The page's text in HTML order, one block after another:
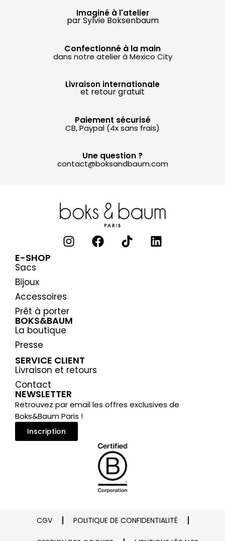
Imaginé à l'atelier
par Sylvie Boksenbaum
Confectionné à la main
dans notre atelier à Mexico City
Une question ?
contact@boksandbaum.com
Livraison internationale
et retour gratuit
Paiement sécurisé
CB, Paypal (4x sans frais)
E-SHOP
Sacs
Bijoux
Accessoires
Prêt à porter
BOKS&BAUM
La boutique
Presse
SERVICE CLIENT
Livraison et retours
Contact
NEWSLETTER
Retrouvez par email les offres exclusives de
Boks&Baum Paris !
Inscription
CGV POLITIQUE DE CONFIDENTIALITÉ